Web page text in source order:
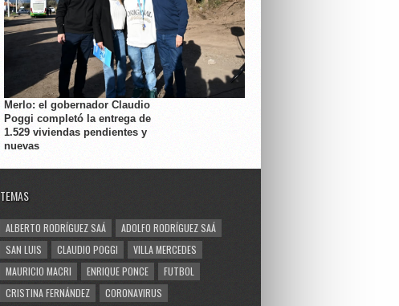
Merlo: el gobernador Claudio
Poggi completó la entrega de
1.529 viviendas pendientes y
nuevas
TEMAS
ALBERTO RODRÍGUEZ SAÁ
ADOLFO RODRÍGUEZ SAÁ
SAN LUIS
CLAUDIO POGGI
VILLA MERCEDES
MAURICIO MACRI
ENRIQUE PONCE
FUTBOL
CRISTINA FERNÁNDEZ
CORONAVIRUS